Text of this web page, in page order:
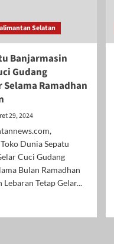
Selatan
Banjarmasin
Gudang
Ramadhan
29, 2024
Dunia Sepatu
Cuci Gudang
Bulan Ramadhan
Lebaran Tetap Gelar...